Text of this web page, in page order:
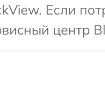
Если
центр